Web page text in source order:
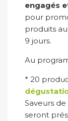
engagés
pour
produits
9 jours.
Au
* 20
Saveurs
seront